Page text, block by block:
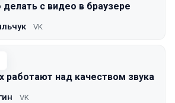
с видео в браузере
VK
работают над качеством звука
VK